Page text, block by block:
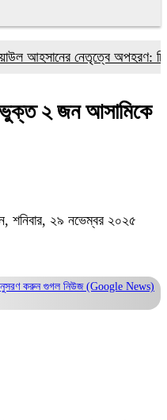
আহসানের নেতৃত্বে অপহরণ: চিফ
২ জন আসামিকে
শনিবার, ২৯ নভেম্বর ২০২৫
করুন গুগল নিউজ (Google News)